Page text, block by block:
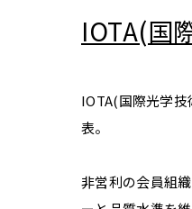
IOTA(国
IOTA(国際光学
表。
非営利の会員組